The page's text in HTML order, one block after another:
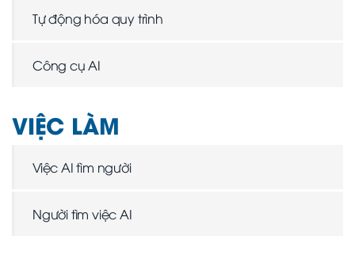
Tự động hóa quy trình
Công cụ AI
VIỆC LÀM
Việc AI tìm người
Người tìm việc AI